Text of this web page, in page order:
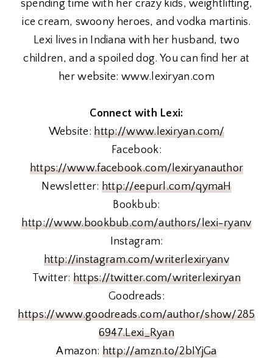
spending time with her crazy kids, weightlifting,
ice cream, swoony heroes, and vodka martinis.
Lexi lives in Indiana with her husband, two
children, and a spoiled dog. You can find her at
her website: www.lexiryan.com
Connect with Lexi:
Website:http://www.lexiryan.com/
Facebook:
https://www.facebook.com/lexiryanauthor
Newsletter: http://eepurl.com/qymaH
Bookbub:
http://www.bookbub.com/authors/lexi-ryanv
Instagram:
http://instagram.com/writerlexiryanv
Twitter: https://twitter.com/writerlexiryan
Goodreads:
https://www.goodreads.com/author/show/285
6947.Lexi_Ryan
Amazon: http://amzn.to/2bIYjGa